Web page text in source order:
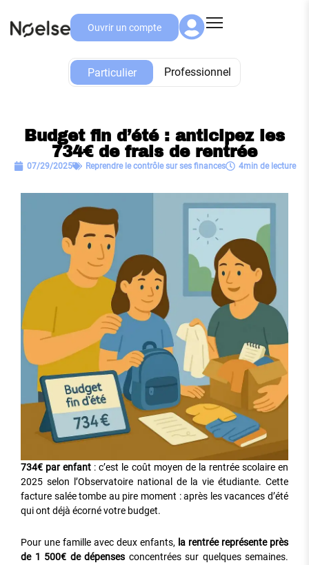
Ouvrir un compte
Particulier Professionnel
Particulier
Budget fin d’été : anticipez les
734€ de frais de rentrée
07/29/2025 Reprendre le contrôle sur ses finances 4min de lecture
734€ par enfant : c’est le coût moyen de la rentrée scolaire en
2025 selon l’Observatoire national de la vie étudiante. Cette
facture salée tombe au pire moment : après les vacances d’été
qui ont déjà écorné votre budget.
Pour une famille avec deux enfants, la rentrée représente près
de 1 500€ de dépenses concentrées sur quelques semaines.